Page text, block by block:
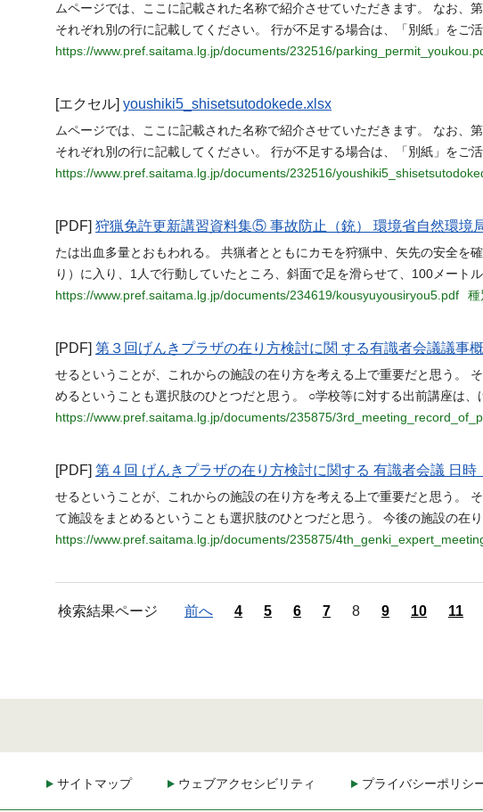
ムページでは、ここに記載された名称で紹介させていただきます。 なお、
それぞれ別の行に記載してください。 行が不足する場合は、「別紙」をご
https://www.pref.saitama.lg.jp/documents/232516/
[エクセル] youshiki5_shisetsutodokede.xlsx
ムページでは、ここに記載された名称で紹介させていただきます。 なお、
それぞれ別の行に記載してください。 行が不足する場合は、「別紙」をご
https://www.pref.saitama.lg.jp/documents/232516/
[PDF] 狩猟免許更新講習資料集⑤ 事故防止（銃） 環境省自然環境
たは出血多量とおもわれる。 共猟者とともにカモを狩猟中、矢先の安全を
り）に入り、1人で行動していたところ、斜面で足を滑らせて、100メート
https://www.pref.saitama.lg.jp/documents/234619/kousyuyousiryou5.pdf
種
[PDF] 第３回げんきプラザの在り方検討に関 する有識者会議議事
せるということが、これからの施設の在り方を考える上で重要だと思う。
めるということも選択肢のひとつだと思う。 ○学校等に対する出前講座は、
https://www.pref.saitama.lg.jp/documents/235875/
[PDF] 第４回 げんきプラザの在り方検討に関する 有識者会議 日
せるということが、これからの施設の在り方を考える上で重要だと思う。
て施設をまとめるということも選択肢のひとつだと思う。 今後の施設の在
https://www.pref.saitama.lg.jp/documents/235875/
検索結果ページ 前へ 4 5 6 7 8 9 10 11
サイトマップ ウェブアクセシビリティ プライバシーポリシ